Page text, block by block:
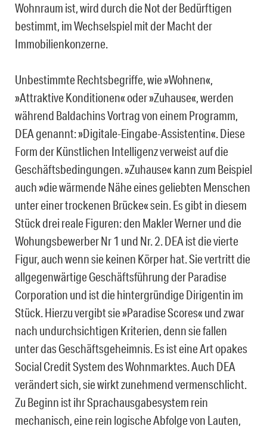
Wohnraum ist, wird durch die Not der Bedürftigen
bestimmt, im Wechselspiel mit der Macht der
Immobilienkonzerne.
Unbestimmte Rechtsbegriffe, wie »Wohnen«,
»Attraktive Konditionen« oder »Zuhause«, werden
während Baldachins Vortrag von einem Programm,
DEA genannt: »Digitale-Eingabe-Assistentin«. Diese
Form der Künstlichen Intelligenz verweist auf die
Geschäftsbedingungen. »Zuhause« kann zum Beispiel
auch »die wärmende Nähe eines geliebten Menschen
unter einer trockenen Brücke« sein. Es gibt in diesem
Stück drei reale Figuren: den Makler Werner und die
Wohungsbewerber Nr 1 und Nr. 2. DEA ist die vierte
Figur, auch wenn sie keinen Körper hat. Sie vertritt die
allgegenwärtige Geschäftsführung der Paradise
Corporation und ist die hintergründige Dirigentin im
Stück. Hierzu vergibt sie »Paradise Scores« und zwar
nach undurchsichtigen Kriterien, denn sie fallen
unter das Geschäftsgeheimnis. Es ist eine Art opakes
Social Credit System des Wohnmarktes. Auch DEA
verändert sich, sie wirkt zunehmend vermenschlicht.
Zu Beginn ist ihr Sprachausgabesystem rein
mechanisch, eine rein logische Abfolge von Lauten,